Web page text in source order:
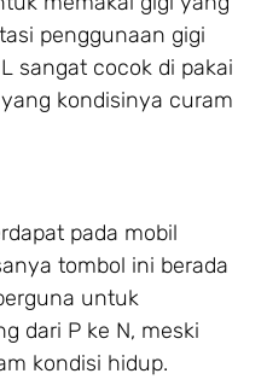
penggunaan gigi
sangat cocok di pakai
kondisinya curam
pada mobil
tombol ini berada
untuk
dari P ke N, meski
kondisi hidup.